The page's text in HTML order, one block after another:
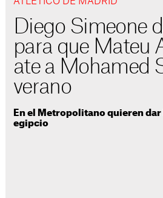
Diego Simeone
para que Mateu
ate a Mohamed
verano
En el Metropolitano quieren dar
egipcio